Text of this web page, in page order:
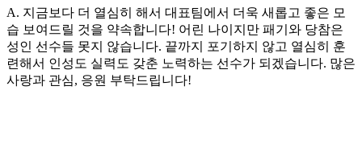
A. 지금보다 더 열심히 해서 대표팀에서 더욱 새롭고 좋은 모
습 보여드릴 것을 약속합니다! 어린 나이지만 패기와 당참은
성인 선수들 못지 않습니다. 끝까지 포기하지 않고 열심히 훈
련해서 인성도 실력도 갖춘 노력하는 선수가 되겠습니다. 많은
사랑과 관심, 응원 부탁드립니다!